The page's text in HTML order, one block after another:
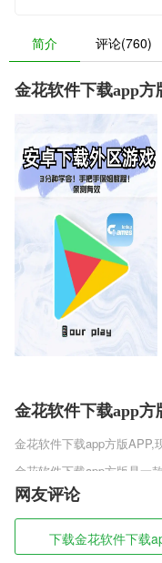
简介 评论(760)
金花软件下载app方
金花软件下载app方
金花软件下载app方版APP,
金花软件下载app方版是一
会展开全新的冒险，你可
不断的去进行收集不同的角
完成探索，无需畏惧任何的
金花软件下载app方
网友评论
下载金花软件下载